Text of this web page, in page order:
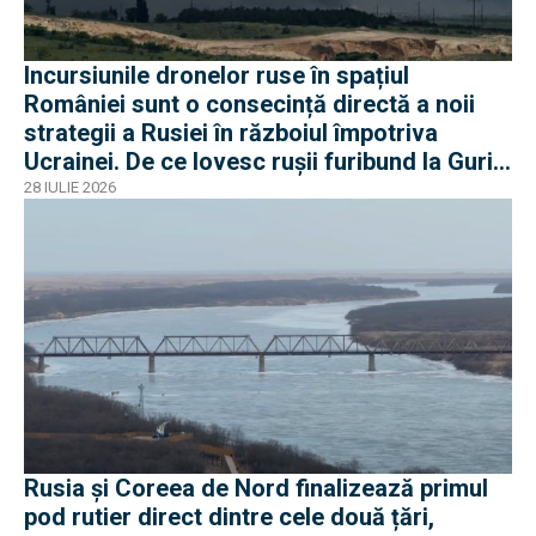
Incursiunile dronelor ruse în spațiul
României sunt o consecință directă a noii
strategii a Rusiei în războiul împotriva
Ucrainei. De ce lovesc rușii furibund la Gurile
Dunării
28 IULIE 2026
Rusia și Coreea de Nord finalizează primul
pod rutier direct dintre cele două țări,